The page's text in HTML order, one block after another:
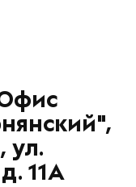
ул.
11А